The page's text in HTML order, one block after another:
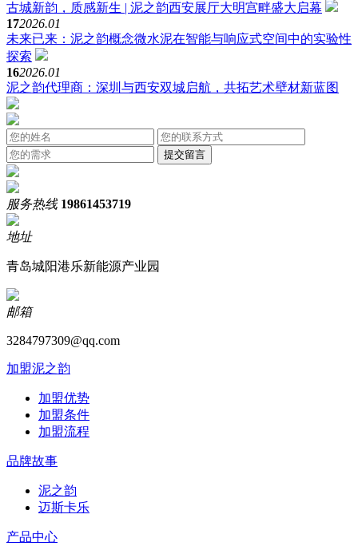
古城新韵，质感新生 | 泥之韵西安展厅大明宫畔盛大启幕
172026.01
未来已来：泥之韵概念微水泥在智能与响应式空间中的实验性
探索
162026.01
泥之韵代理商：深圳与西安双城启航，共拓艺术壁材新蓝图
服务热线 19861453719
地址
青岛城阳港乐新能源产业园
邮箱
3284797309@qq.com
加盟泥之韵
加盟优势
加盟条件
加盟流程
品牌故事
泥之韵
迈斯卡乐
产品中心